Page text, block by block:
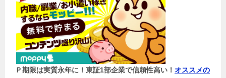
Ｐ期限は実質永年に！東証1部企業で信頼性高い！ オススメの